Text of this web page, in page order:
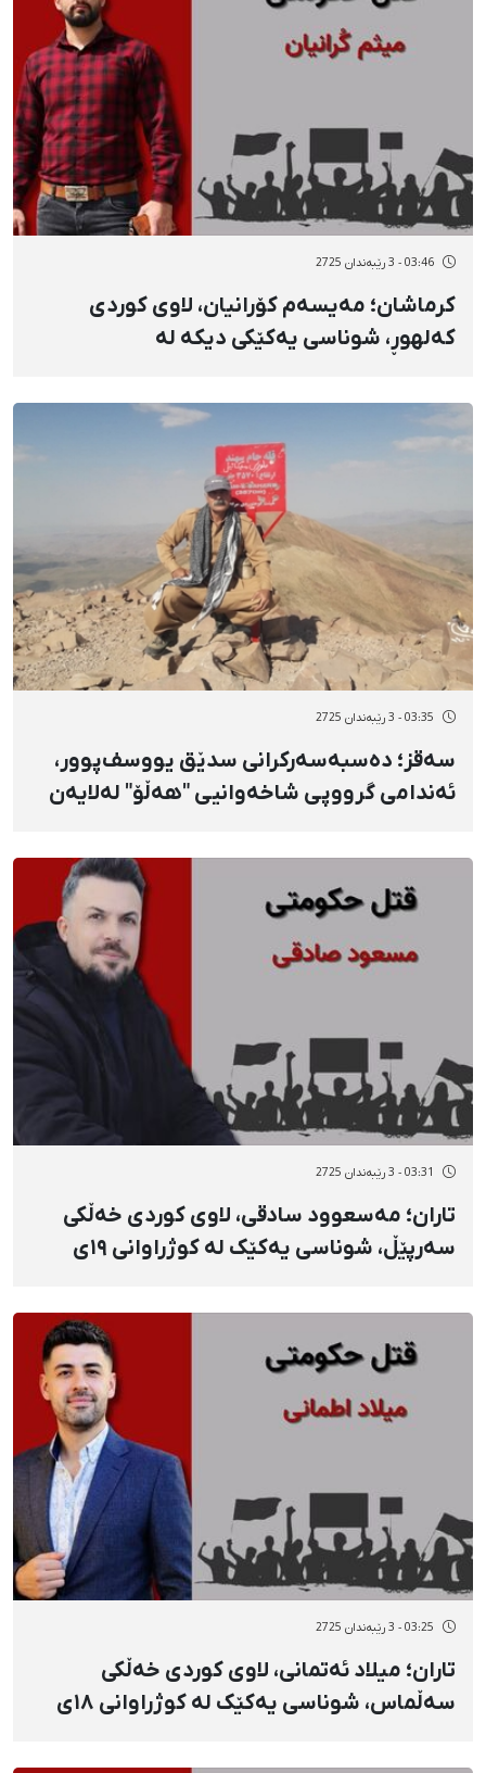
03:46 - 3 رێبەندان 2725
کرماشان؛ مەیسەم کۆرانیان، لاوی کوردی
کەلهوڕ، شوناسی یەکێکی دیکە لە
١٨ی بەفرانبار
03:35 - 3 رێبەندان 2725
سەقز؛ دەسبەسەرکرانی سدێق یووسف‌پوور،
ئەندامی گرووپی شاخەوانیی "هەڵۆ" لەلایەن
03:31 - 3 رێبەندان 2725
تاران؛ مەسعوود سادقی، لاوی کوردی خەڵکی
سەرپێڵ، شوناسی یەکێک لە کوژراوانی ١٩ی
03:25 - 3 رێبەندان 2725
تاران؛ میلاد ئەتمانی، لاوی کوردی خەڵکی
سەڵماس، شوناسی یەکێک لە کوژراوانی ١٨ی